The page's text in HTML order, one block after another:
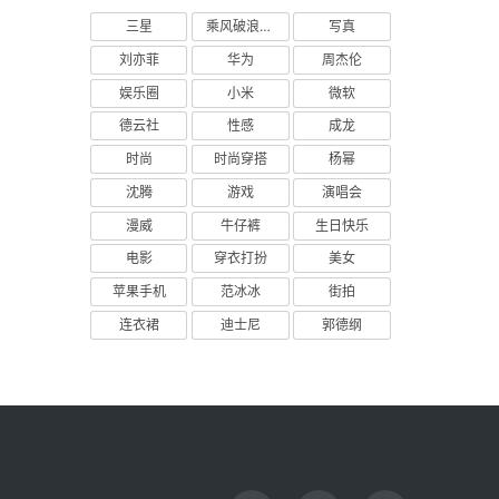
三星 乘风破浪的姐姐
写真
刘亦菲
华为
周杰伦
娱乐圈
小米
微软
德云社
性感
成龙
时尚
时尚穿搭
杨幂
沈腾
游戏
演唱会
漫威
牛仔裤
生日快乐
电影
穿衣打扮
美女
苹果手机
范冰冰
街拍
连衣裙
迪士尼 郭德纲